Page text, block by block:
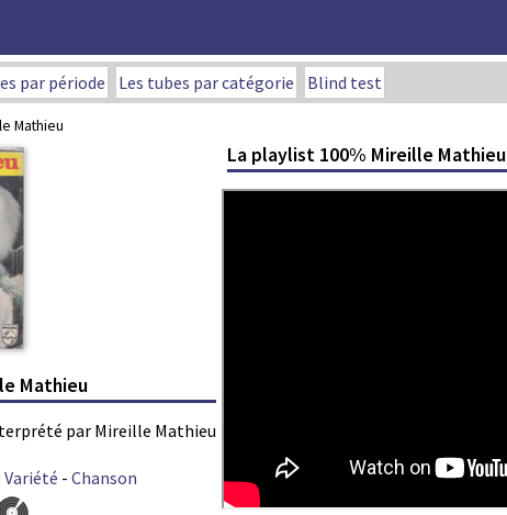
par période Les tubes par catégorie Blind test
Mathieu
Mathieu
par Mireille Mathieu
Variété - Chanson
La playlist 100% Mireille Mathieu